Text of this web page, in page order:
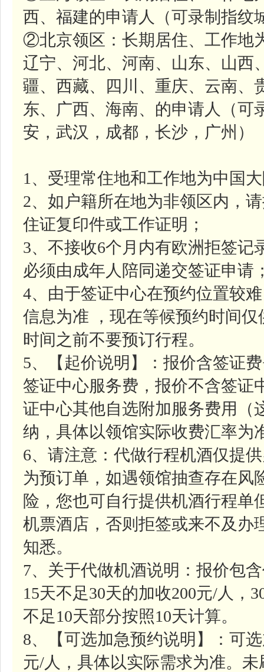
西、福建的申请人（可录制指纹
②北京领区：长期居住、工作地
辽宁、河北、河南、山东、山西
疆、西藏、四川、重庆、云南、
东、广西、海南、的申请人（可
安，武汉，成都，长沙，广州）
1、受理常住地和工作地为中国
2、如户籍所在地为非领区内，
住证复印件或工作证明；
3、不接收6个月内有欧洲拒签记
必须由成年人陪同递交签证申请
4、由于签证中心在预约位置较
信息为准 ，现在等候预约时间
时间之前不要预订行程。
5、【起价说明】：报价含签证
签证中心服务费，报价不含签证
证中心其他自选附加服务费用（
纳，具体以领馆实际收费汇率为
6、请注意：代做行程机酒仅提
为预订单，如遇领馆抽查存在风
险，您也可自行提供机酒行程单
机票酒店，否则拒签或来不及办
知悉。
7、关于代做机酒说明：报价包
15天不足30天的加收200元/人，
不足10天部分按照10天计算。
8、【可选加急预约说明】：可
元/人，具体以实际需求为准。